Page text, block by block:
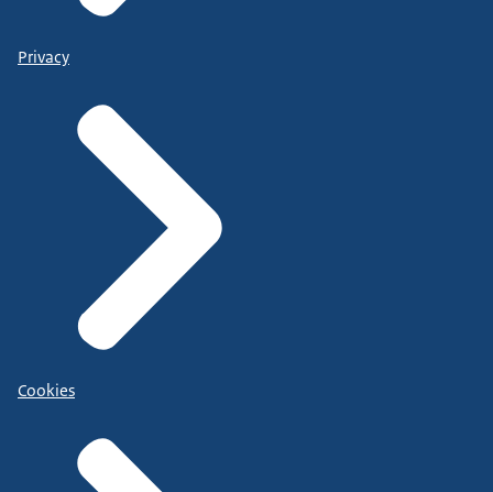
Privacy
Cookies